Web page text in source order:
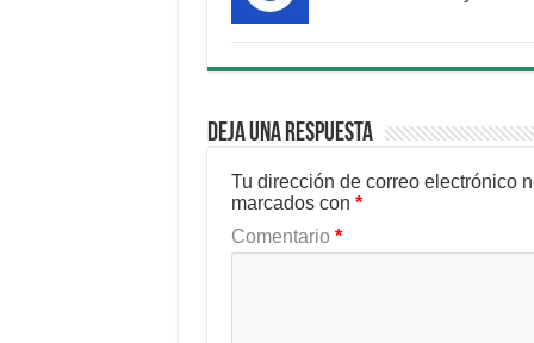
Deja una respuesta
Tu dirección de correo electrónico
marcados con *
Comentario *